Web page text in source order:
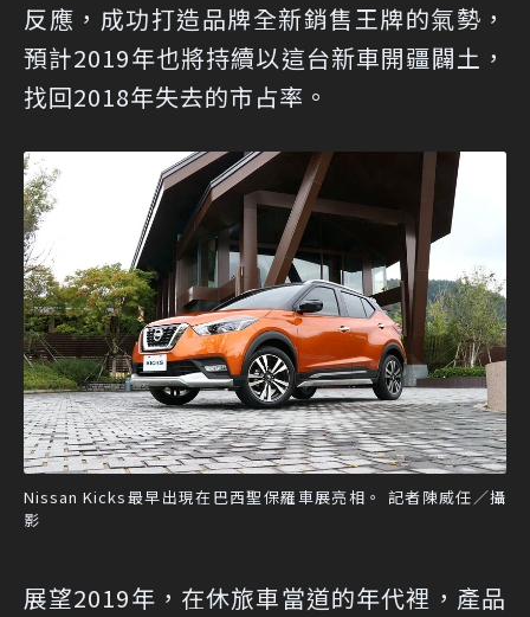
反應，成功打造品牌全新銷售王牌的氣勢，
預計2019年也將持續以這台新車開疆闢土，
找回2018年失去的市占率。
Nissan Kicks最早出現在巴西聖保羅車展亮相。 記者陳威任／攝
影
展望2019年，在休旅車當道的年代裡，產品